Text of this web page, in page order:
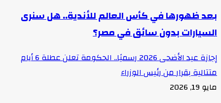
بعد ظهورها في كأس العالم للأندية.. هل سنرى
السيارات بدون سائق في مصر؟
إجازة عيد الأضحى 2026 رسميًا.. الحكومة تعلن عطلة 6 أيام
متتالية بقرار من رئيس الوزراء
مايو 19, 2026